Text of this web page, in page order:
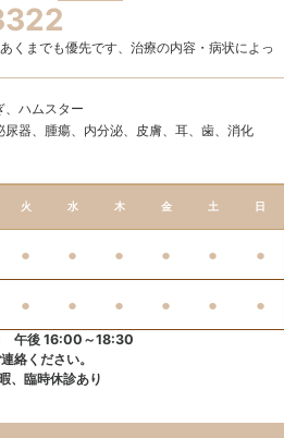
くまでも優先です、治療の内容・病状によっ
、ハムスター
器、腫瘍、内分泌、⽪膚、耳、歯、消化
火 水 木 金 土 日
● ● ● ● ● ●
● ● ● ● ● ●
午後 16:00～18:30
絡ください。
、臨時休診あり